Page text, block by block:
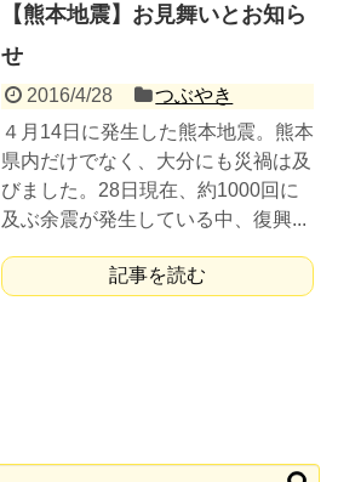
【熊本地震】お見舞いとお知ら
せ
2016/4/28
つぶやき
４月14日に発生した熊本地震。熊本
県内だけでなく、大分にも災禍は及
びました。28日現在、約1000回に
及ぶ余震が発生している中、復興...
記事を読む